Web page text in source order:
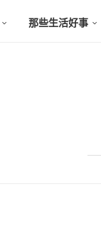
那些生活好事